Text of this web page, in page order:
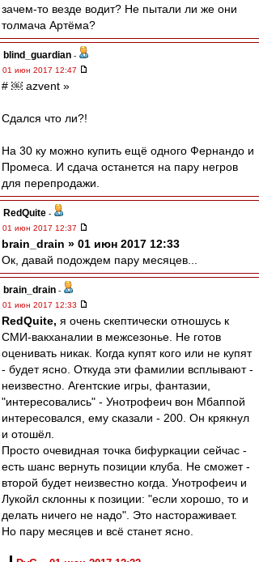
зачем-то везде водит? Не пытали ли же они
толмача Артёма?
blind_guardian -
01 июн 2017 12:47
# ￼ azvent »
Сдался что ли?!
На 30 ку можно купить ещё одного Фернандо и
Промеса. И сдача останется на пару негров
для перепродажи.
RedQuite -
01 июн 2017 12:37
brain_drain » 01 июн 2017 12:33
Ок, давай подождем пару месяцев...
brain_drain -
01 июн 2017 12:33
RedQuite, я очень скептически отношусь к
СМИ-вакханалии в межсезонье. Не готов
оценивать никак. Когда купят кого или не купят
- будет ясно. Откуда эти фамилии всплывают -
неизвестно. Агентские игры, фантазии,
"интересовались" - Унотрофеич вон Мбаппой
интересовался, ему сказали - 200. Он крякнул
и отошёл.
Просто очевидная точка бифуркации сейчас -
есть шанс вернуть позиции клуба. Не сможет -
второй будет неизвестно когда. Унотрофеич и
Лукойл склонны к позиции: "если хорошо, то и
делать ничего не надо". Это настораживает.
Но пару месяцев и всё станет ясно.